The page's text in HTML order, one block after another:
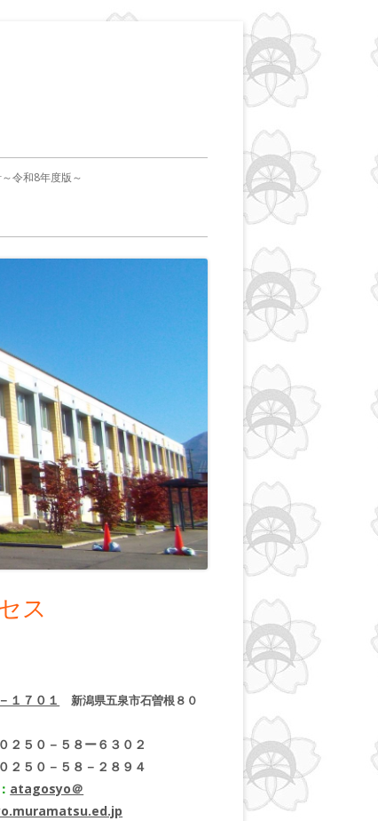
令和8年度版～
ス
１７０１
新潟県五泉市石曽根８０
２５０－５８ー６３０２
２５０－５８－２８９４
atagosyo＠